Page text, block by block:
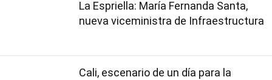
La Espriella: María Fernanda Santa,
nueva viceministra de Infraestructura
Cali, escenario de un día para la